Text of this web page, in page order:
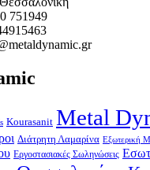
751949
Kourasanit Metal
Διάτρητη Λαμαρίνα Εξωτερική
Εργοστασιακές Σωληνώσεις